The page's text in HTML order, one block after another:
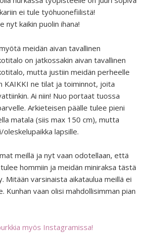
ei tule työhuonefiilistä!
nyt kaikin puolin ihana!
meidän aivan tavallinen
on jatkossakin aivan tavallinen
mutta justiin meidän perheelle
KAIKKI ne tilat ja toiminnot, joita
Ai niin! Nuo portaat tuossa
Arkieteisen päälle tulee pieni
matala (siis max 150 cm), mutta
lapsille.
meillä ja nyt vaan odotellaan, että
hommiin ja meidän miniraksa tästä
Mitään varsinaista aikataulua meillä ei
Kunhan vaan olisi mahdollisimman pian
myös Instagramissa!